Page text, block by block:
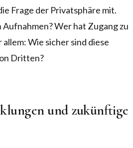
Frage der Privatsphäre mit.
Wer hat Zugang zu
Wie sicher sind diese
Dritten?
und zukünftige